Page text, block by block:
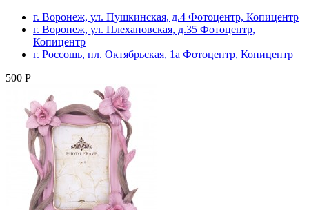
г. Воронеж, ул. Пушкинская, д.4 Фотоцентр, Копицентр
г. Воронеж, ул. Плехановская, д.35 Фотоцентр,
Копицентр
г. Россошь, пл. Октябрьская, 1а Фотоцентр, Копицентр
500 Р